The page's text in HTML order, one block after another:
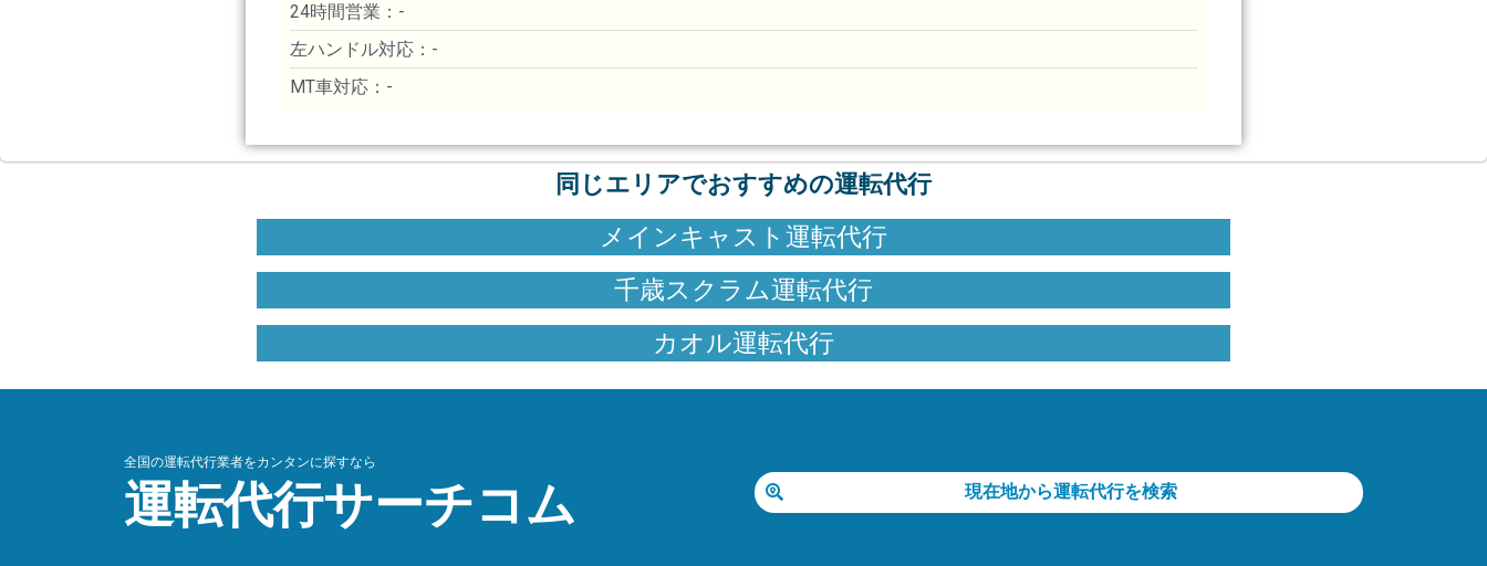
24時間営業：-
左ハンドル対応：-
MT車対応：-
同じエリアでおすすめの運転代行
メインキャスト運転代行
千歳スクラム運転代行
カオル運転代行
全国の運転代行業者をカンタンに探すなら
運転代行サーチコム 現在地から運転代行を検索